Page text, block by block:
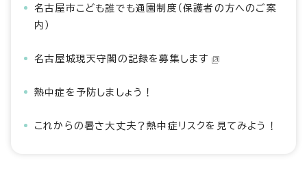
名古屋市こども誰でも通園制度（保護者の方へのご案
内）
名古屋城現天守閣の記録を募集します
熱中症を予防しましょう！
これからの暑さ大丈夫？熱中症リスクを見てみよう！